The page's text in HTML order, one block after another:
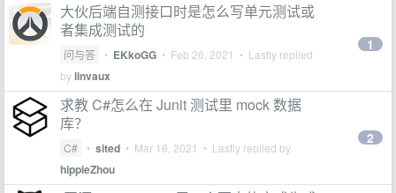
大伙后端自测接口时是怎么写单元测试或
者集成测试的
问与答 • EKkoGG • Feb 26, 2021 • Lastly replied
bylinvaux
1
求教 C#怎么在 Junit 测试里 mock 数据
库？
C# • sited • Mar 16, 2021 • Lastly replied by
hippieZhou
2